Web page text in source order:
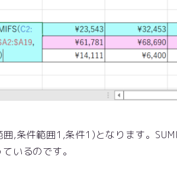
,条件範囲1,条件1)となります。
いるのです。